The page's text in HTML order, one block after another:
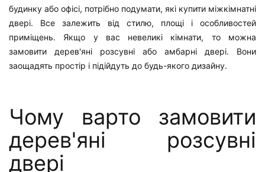
будинку або офісі, потрібно подумати, які купити міжкімнатні
двері. Все залежить від стилю, площі і особливостей
приміщень. Якщо у вас невеликі кімнати, то можна
замовити дерев'яні розсувні або амбарні двері. Вони
заощадять простір і підійдуть до будь-якого дизайну.
Чому варто замовити
дерев'яні розсувні
двері